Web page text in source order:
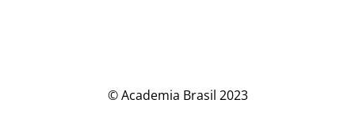
© Academia Brasil 2023